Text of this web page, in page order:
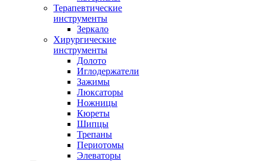
Терапевтические
инструменты
Зеркало
Хирургические
инструменты
Долото
Иглодержатели
Зажимы
Люксаторы
Ножницы
Кюреты
Шипцы
Трепаны
Периотомы
Элеваторы